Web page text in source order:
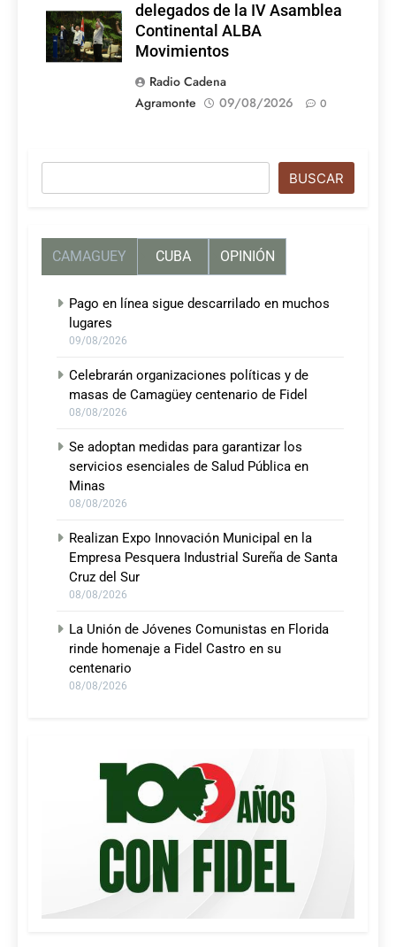
delegados de la IV Asamblea
Continental ALBA
Movimientos
Radio Cadena
Agramonte
09/08/2026 0
BUSCAR
CAMAGUEY CUBA OPINIÓN
Pago en línea sigue descarrilado en muchos
lugares
09/08/2026
Celebrarán organizaciones políticas y de
masas de Camagüey centenario de Fidel
08/08/2026
Se adoptan medidas para garantizar los
servicios esenciales de Salud Pública en
Minas
08/08/2026
Realizan Expo Innovación Municipal en la
Empresa Pesquera Industrial Sureña de Santa
Cruz del Sur
08/08/2026
La Unión de Jóvenes Comunistas en Florida
rinde homenaje a Fidel Castro en su
centenario
08/08/2026